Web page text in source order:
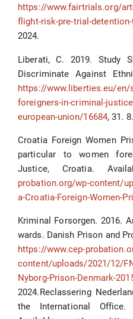
https://www.fairtrials.org/
flight-risk-pre-trial-
2024.
Liberati, C. 2019. Study
Discriminate Against
https://www.liberties.eu/
foreigners-in-criminal-
european-union/16684, 31.
Croatia Foreign Women
particular to women
Justice, Croatia.
probation.org/wp-content/
a-Croatia-Foreign-Women-
Kriminal Forsorgen. 2016.
wards. Danish Prison and
https://www.cep-
content/uploads/2021/12/
Nyborg-Prison-Denmark-
2024.Reclassering
the International Office.